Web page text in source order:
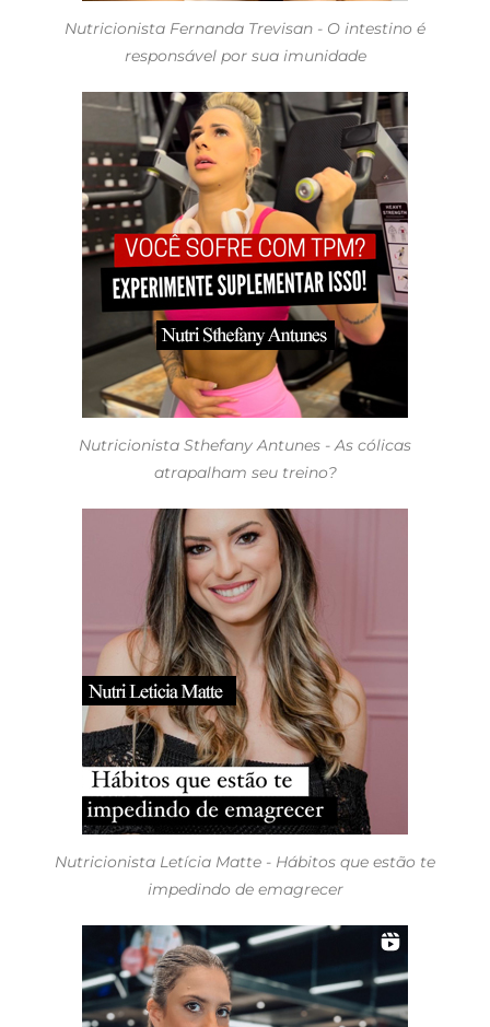
Nutricionista Fernanda Trevisan - O intestino é
responsável por sua imunidade
Nutricionista Sthefany Antunes - As cólicas
atrapalham seu treino?
Nutricionista Letícia Matte - Hábitos que estão te
impedindo de emagrecer